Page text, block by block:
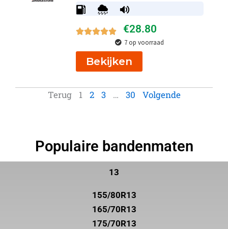
€28.80
7 op voorraad
Bekijken
Terug 1 2 3 … 30 Volgende
Populaire bandenmaten
13
155/80R13
165/70R13
175/70R13